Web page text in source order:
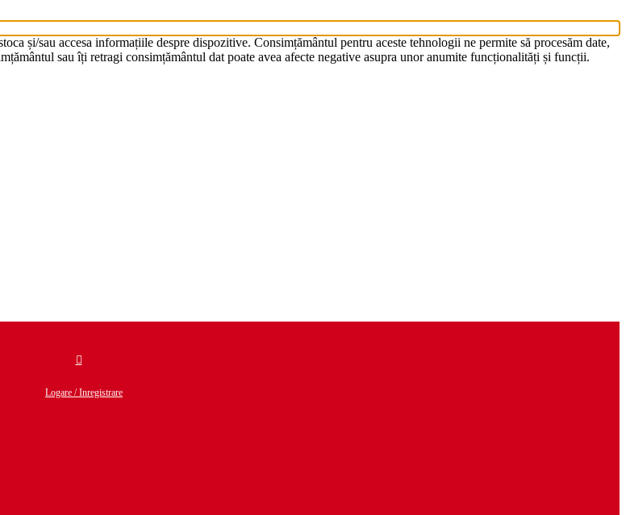
și/sau accesa informațiile despre dispozitive. Consimțământul pentru aceste tehnologii ne permite să procesăm date,
sau îți retragi consimțământul dat poate avea afecte negative asupra unor anumite funcționalități și funcții.
Logare / Inregistrare